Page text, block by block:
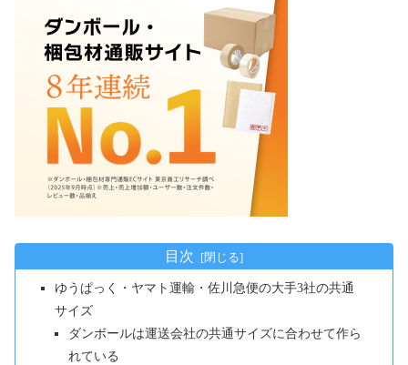
目次
ゆうぱっく・ヤマト運輸・佐川急便の大手3社の共通
サイズ
ダンボールは運送会社の共通サイズに合わせて作ら
れている